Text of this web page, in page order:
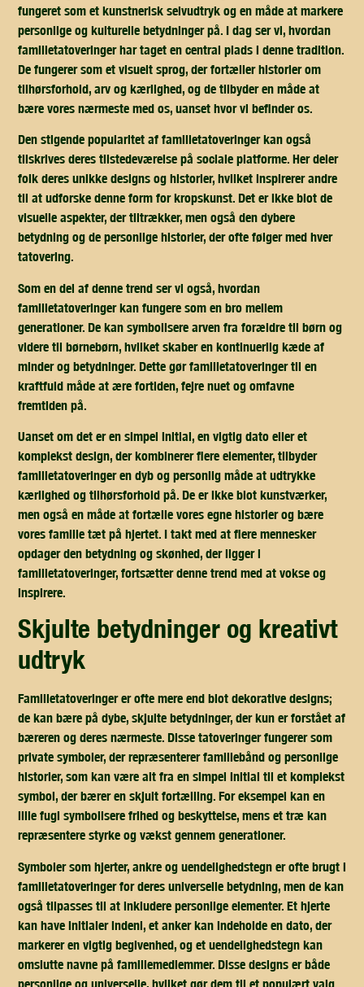
fungeret som et kunstnerisk selvudtryk og en måde at markere
personlige og kulturelle betydninger på. I dag ser vi, hvordan
familietatoveringer har taget en central plads i denne tradition.
De fungerer som et visuelt sprog, der fortæller historier om
tilhørsforhold, arv og kærlighed, og de tilbyder en måde at
bære vores nærmeste med os, uanset hvor vi befinder os.
Den stigende popularitet af familietatoveringer kan også
tilskrives deres tilstedeværelse på sociale platforme. Her deler
folk deres unikke designs og historier, hvilket inspirerer andre
til at udforske denne form for kropskunst. Det er ikke blot de
visuelle aspekter, der tiltrækker, men også den dybere
betydning og de personlige historier, der ofte følger med hver
tatovering.
Som en del af denne trend ser vi også, hvordan
familietatoveringer kan fungere som en bro mellem
generationer. De kan symbolisere arven fra forældre til børn og
videre til børnebørn, hvilket skaber en kontinuerlig kæde af
minder og betydninger. Dette gør familietatoveringer til en
kraftfuld måde at ære fortiden, fejre nuet og omfavne
fremtiden på.
Uanset om det er en simpel initial, en vigtig dato eller et
komplekst design, der kombinerer flere elementer, tilbyder
familietatoveringer en dyb og personlig måde at udtrykke
kærlighed og tilhørsforhold på. De er ikke blot kunstværker,
men også en måde at fortælle vores egne historier og bære
vores familie tæt på hjertet. I takt med at flere mennesker
opdager den betydning og skønhed, der ligger i
familietatoveringer, fortsætter denne trend med at vokse og
inspirere.
skjulte betydninger og kreativt
udtryk
Familietatoveringer er ofte mere end blot dekorative designs;
de kan bære på dybe, skjulte betydninger, der kun er forstået af
bæreren og deres nærmeste. Disse tatoveringer fungerer som
private symboler, der repræsenterer familiebånd og personlige
historier, som kan være alt fra en simpel initial til et komplekst
symbol, der bærer en skjult fortælling. For eksempel kan en
lille fugl symbolisere frihed og beskyttelse, mens et træ kan
repræsentere styrke og vækst gennem generationer.
Symboler som hjerter, ankre og uendelighedstegn er ofte brugt i
familietatoveringer for deres universelle betydning, men de kan
også tilpasses til at inkludere personlige elementer. Et hjerte
kan have initialer indeni, et anker kan indeholde en dato, der
markerer en vigtig begivenhed, og et uendelighedstegn kan
omslutte navne på familiemedlemmer. Disse designs er både
personlige og universelle, hvilket gør dem til et populært valg